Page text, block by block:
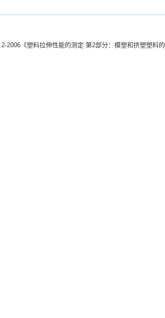
《塑料拉伸性能的测定 第2部分：模塑和挤塑塑料的